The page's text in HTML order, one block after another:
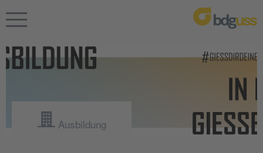
Ausbildung